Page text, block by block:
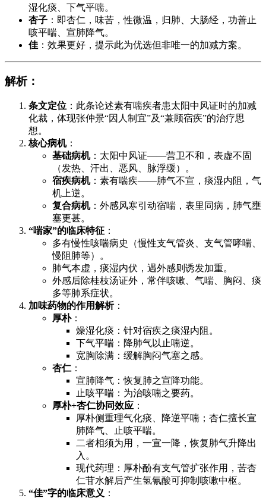
湿化痰、下气平喘。
杏子 ：即杏仁，味苦，性微温，归肺、大肠经，功善止
咳平喘、宣肺降气。
佳 ：效果更好，提示此为优选但非唯一的加减方案。
解析：
条文定位 ：此条论述素有喘疾者患太阳中风证时的加减
化裁，体现张仲景“因人制宜”及“兼顾宿疾”的治疗思
想。
核心病机：
基础病机：太阳中风证——营卫不和，表虚不固
（发热、汗出、恶风、脉浮缓）。
宿疾病机：素有喘疾——肺气不宣，痰湿内阻，气
机上逆。
复合病机：外感风寒引动宿喘，表里同病，肺气壅
塞更甚。
“喘家”的临床特征 ：
多有慢性咳喘病史（慢性支气管炎、支气管哮喘、
慢阻肺等）。
肺气本虚，痰湿内伏，遇外感则诱发加重。
外感后除桂枝汤证外，常伴咳嗽、气喘、胸闷、痰
多等肺系症状。
加味药物的作用解析：
厚朴：
燥湿化痰：针对宿疾之痰湿内阻。
下气平喘：降肺气以止喘逆。
宽胸除满：缓解胸闷气塞之感。
杏仁：
宣肺降气：恢复肺之宣降功能。
止咳平喘：为治咳喘之要药。
厚朴+杏仁协同效应 ：
厚朴侧重理气化痰、降逆平喘；杏仁擅长宣
肺降气、止咳平喘。
二者相须为用，一宣一降，恢复肺气升降出
入。
现代药理：厚朴酚有支气管扩张作用，苦杏
仁苷水解后产生氢氰酸可抑制咳嗽中枢。
“佳”字的临床意义 ：